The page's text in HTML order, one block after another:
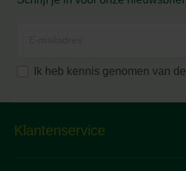
Ik heb kennis genomen van de
Klantenservice